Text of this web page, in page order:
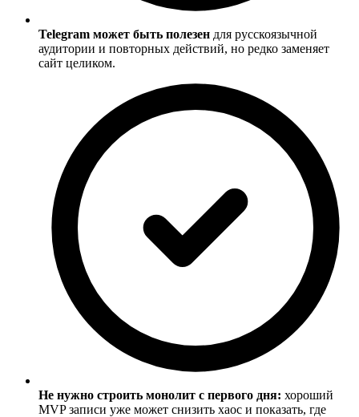
Telegram может быть полезен для русскоязычной
аудитории и повторных действий, но редко заменяет
сайт целиком.
Не нужно строить монолит с первого дня: хороший
MVP записи уже может снизить хаос и показать, где